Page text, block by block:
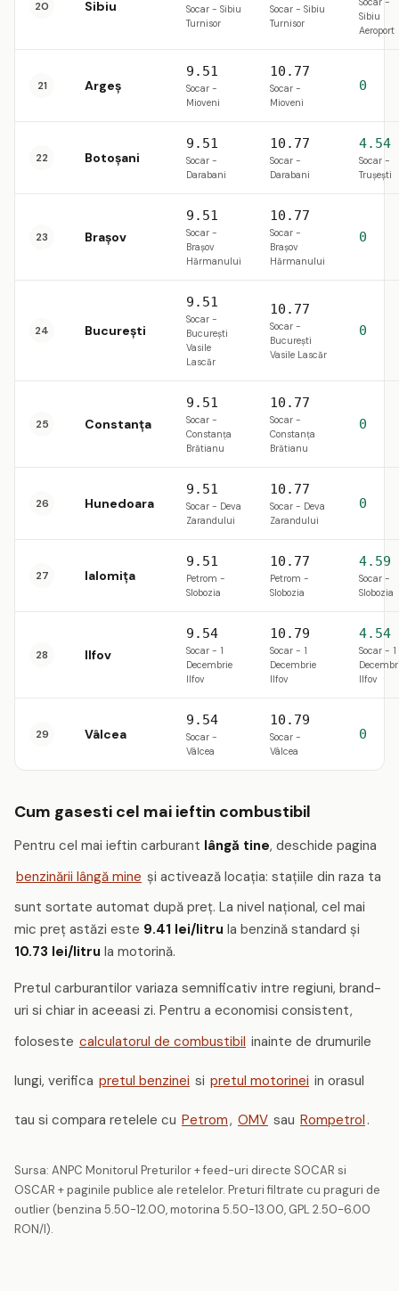
20 Sibiu
Socar - Sibiu
Turnisor
Socar - Sibiu
Turnisor
Sibiu
Aeroport
21 Argeș
9.51
Socar -
Mioveni
10.77
Socar -
Mioveni
0
22 Botoșani
9.51
Socar -
Darabani
10.77
Socar -
Darabani
4.54
Socar -
Trușești
23 Brașov
9.51
Socar -
Brașov
Hărmanului
10.77
Socar -
Brașov
Hărmanului
0
24 Bucureşti
9.51
Socar -
București
Vasile
Lascăr
10.77
Socar -
București
Vasile Lascăr
0
25 Constanța
9.51
Socar -
Constanța
Brătianu
10.77
Socar -
Constanța
Brătianu
0
26 Hunedoara
9.51
Socar - Deva
Zarandului
10.77
Socar - Deva
Zarandului
0
27 Ialomița
9.51
Petrom -
Slobozia
10.77
Petrom -
Slobozia
4.59
Socar -
Slobozia
28 Ilfov
9.54
Socar - 1
Decembrie
Ilfov
10.79
Socar - 1
Decembrie
Ilfov
4.54
Socar - 1
Ilfov
29 Vâlcea
9.54
Socar -
Vâlcea
10.79
Socar -
Vâlcea
0
Cum gasesti cel mai ieftin combustibil
Pentru cel mai ieftin carburant lângă tine, deschide pagina
benzinării lângă mine și activează locația: stațiile din raza ta
sunt sortate automat după preț. La nivel național, cel mai
mic preț astăzi este 9.41 lei/litru la benzină standard și
10.73 lei/litru la motorină.
Pretul carburantilor variaza semnificativ intre regiuni, brand-
uri si chiar in aceeasi zi. Pentru a economisi consistent,
foloseste calculatorul de combustibil inainte de drumurile
lungi, verifica pretul benzinei si pretul motorinei in orasul
tau si compara retelele cu Petrom, OMV sau Rompetrol .
Sursa: ANPC Monitorul Preturilor + feed-uri directe SOCAR si
OSCAR + paginile publice ale retelelor. Preturi filtrate cu praguri de
outlier (benzina 5.50-12.00, motorina 5.50-13.00, GPL 2.50-6.00
RON/l).